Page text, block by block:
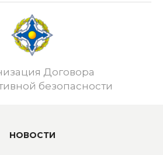
Договора
безопасности
НОВОСТИ